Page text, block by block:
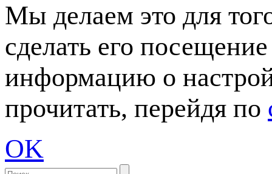
Мы делаем это для
сделать его
информацию о
прочитать, перейдя по
OK